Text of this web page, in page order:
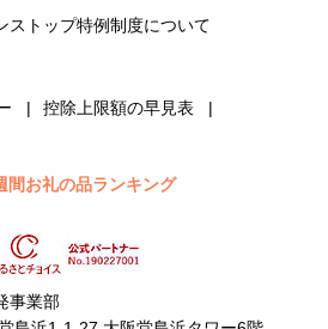
ストップ特例制度について
控除上限額の早見表
間お礼の品ランキング
事業部